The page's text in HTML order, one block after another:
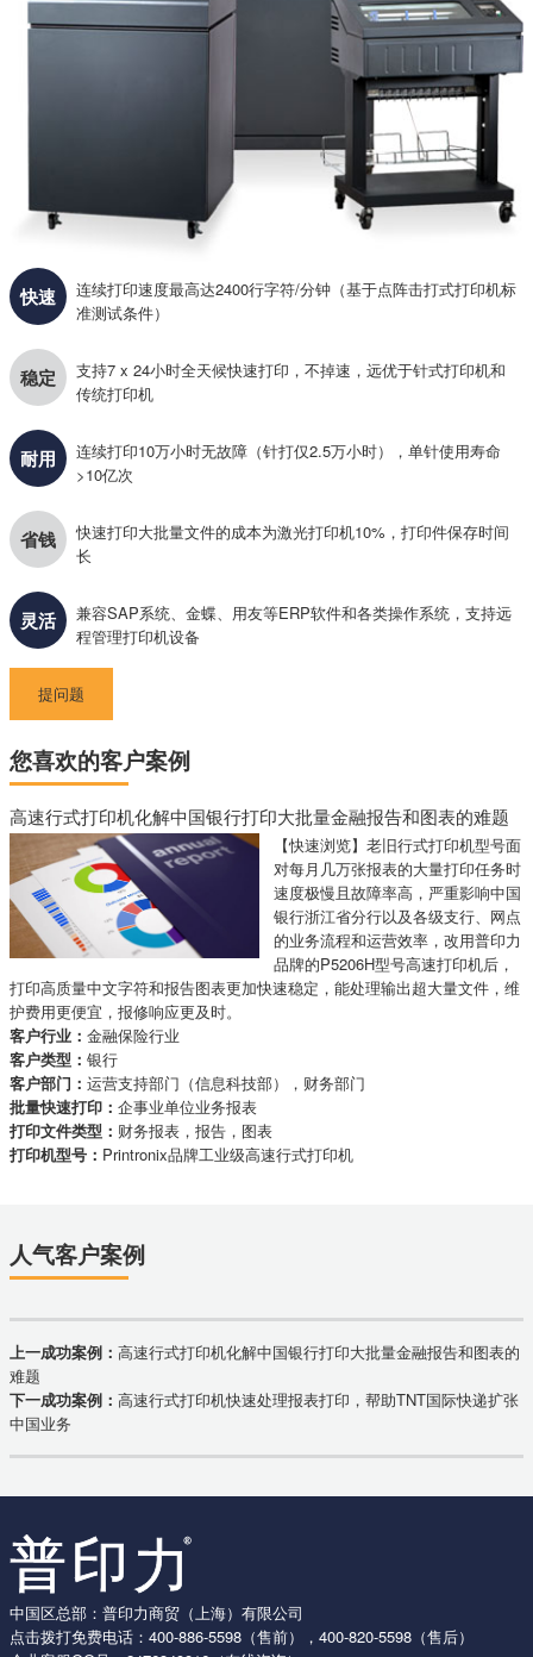
快速
连续打印速度最高达2400行字符/分钟（基于点阵击打式打印机标
准测试条件）
稳定
支持7 x 24小时全天候快速打印，不掉速，远优于针式打印机和
传统打印机
耐用
连续打印10万小时无故障（针打仅2.5万小时），单针使用寿命
>10亿次
省钱
快速打印大批量文件的成本为激光打印机10%，打印件保存时间
长
灵活
兼容SAP系统、金蝶、用友等ERP软件和各类操作系统，支持远
程管理打印机设备
提问题
您喜欢的客户案例
高速行式打印机化解中国银行打印大批量金融报告和图表的难题
【快速浏览】老旧行式打印机型号面
对每月几万张报表的大量打印任务时
速度极慢且故障率高，严重影响中国
银行浙江省分行以及各级支行、网点
的业务流程和运营效率，改用普印力
品牌的P5206H型号高速打印机后，
打印高质量中文字符和报告图表更加快速稳定，能处理输出超大量文件，维
护费用更便宜，报修响应更及时。
客户行业： 金融保险行业
客户类型： 银行
客户部门： 运营支持部门（信息科技部），财务部门
批量快速打印： 企事业单位业务报表
打印文件类型： 财务报表，报告，图表
打印机型号： Printronix品牌工业级高速行式打印机
人气客户案例
上一成功案例： 高速行式打印机化解中国银行打印大批量金融报告和图表的
难题
下一成功案例： 高速行式打印机快速处理报表打印，帮助TNT国际快递扩张
中国业务
中国区总部：普印力商贸（上海）有限公司
点击拨打免费电话： 400-886-5598 （售前）， 400-820-5598 （售后）